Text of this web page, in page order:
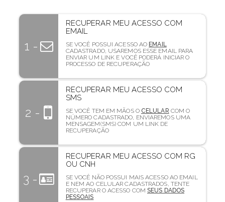
1 -
RECUPERAR MEU ACESSO COM
EMAIL
SE VOCÊ POSSUI ACESSO AOEMAIL
CADASTRADO, USAREMOS ESSE EMAIL PARA
ENVIAR UM LINK E VOCÊ PODERÁ INICIAR O
PROCESSO DE RECUPERAÇÃO
2 -
RECUPERAR MEU ACESSO COM
SMS
SE VOCÊ TEM EM MÃOS O CELULAR COM O
NÚMERO CADASTRADO, ENVIAREMOS UMA
MENSAGEM(SMS) COM UM LINK DE
RECUPERAÇÃO
3 -
RECUPERAR MEU ACESSO COM RG
OU CNH
SE VOCÊ NÃO POSSUI MAIS ACESSO AO EMAIL
E NEM AO CELULAR CADASTRADOS, TENTE
RECUPERAR O ACESSO COMSEUS DADOS
PESSOAIS